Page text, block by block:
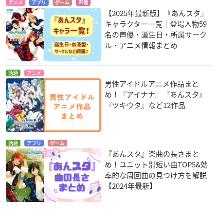
アニメ アプリ ゲーム 声優
【2025年最新版】『あんスタ』
キャラクター一覧｜登場人物59
名の声優・誕生日・所属サーク
ル・アニメ情報まとめ
話題 アニメ
男性アイドルアニメ作品まと
め！『アイナナ』『あんスタ』
『ツキウタ』など12作品
話題 アプリ ゲーム
『あんスタ』楽曲の長さまと
め！ユニット別短い曲TOP5&効
率的な周回曲の見つけ方を解説
【2024年最新】